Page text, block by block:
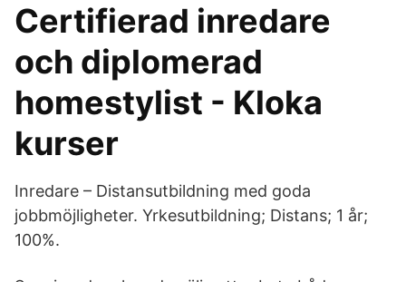
Certifierad inredare
och diplomerad
homestylist - Kloka
kurser
Inredare – Distansutbildning med goda
jobbmöjligheter. Yrkesutbildning; Distans; 1 år;
100%.